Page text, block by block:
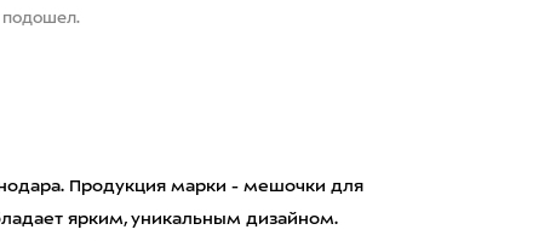
подошел.
Продукция марки - мешочки для
ярким, уникальным дизайном.